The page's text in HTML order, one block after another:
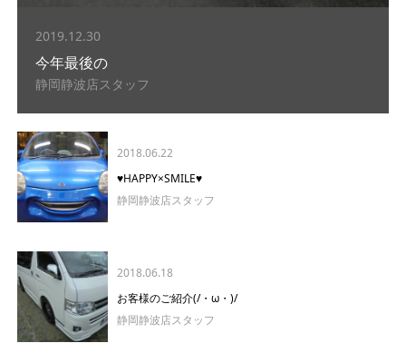
2019.12.30
今年最後の
静岡静波店スタッフ
2018.06.22
♥HAPPY×SMILE♥
静岡静波店スタッフ
2018.06.18
お客様のご紹介(/・ω・)/
静岡静波店スタッフ